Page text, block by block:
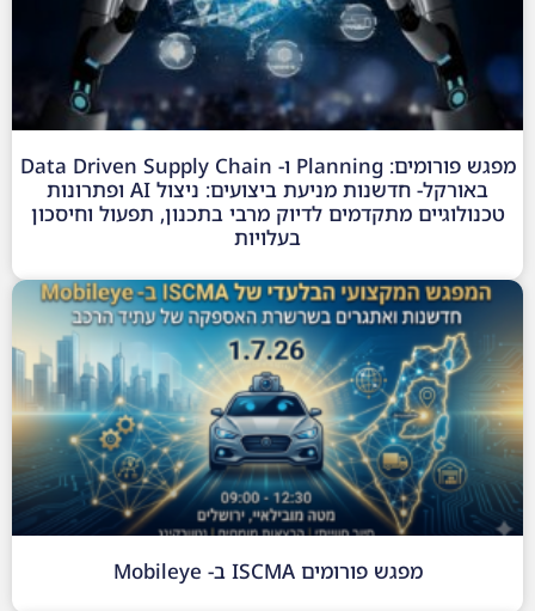
מפגש פורומים: Planning ו- Data Driven Supply Chain
באורקל- חדשנות מניעת ביצועים: ניצול AI ופתרונות
טכנולוגיים מתקדמים לדיוק מרבי בתכנון, תפעול וחיסכון
בעלויות
מפגש פורומים ISCMA ב- Mobileye